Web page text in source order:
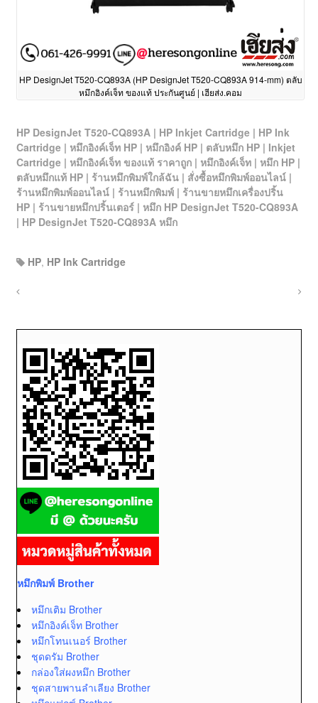
HP DesignJet T520-CQ893A (HP DesignJet T520-CQ893A 914-mm) ตลับ
หมึกอิงค์เจ็ท ของแท้ ประกันศูนย์ | เฮียส่ง.คอม
HP DesignJet T520-CQ893A | HP Inkjet Cartridge | HP Ink
Cartridge | หมึกอิงค์เจ็ท HP | หมึกอิงค์ HP | ตลับหมึก HP | Inkjet
Cartridge | หมึกอิงค์เจ็ท ของแท้ ราคาถูก | หมึกอิงค์เจ็ท | หมึก HP |
ตลับหมึกแท้ HP | ร้านหมึกพิมพ์ใกล้ฉัน | สั่งซื้อหมึกพิมพ์ออนไลน์ |
ร้านหมึกพิมพ์ออนไลน์ | ร้านหมึกพิมพ์ | ร้านขายหมึกเครื่องปริ้น
HP| ร้านขายหมึกปริ้นเตอร์ | หมึก HP DesignJet T520-CQ893A
| HP DesignJet T520-CQ893A หมึก
HP, HP Ink Cartridge
หมึกพิมพ์ Brother
หมึกเติม Brother
หมึกอิงค์เจ็ท Brother
หมึกโทนเนอร์ Brother
ชุดดรัม Brother
กล่องใส่ผงหมึก Brother
ชุดสายพานลำเลียง Brother